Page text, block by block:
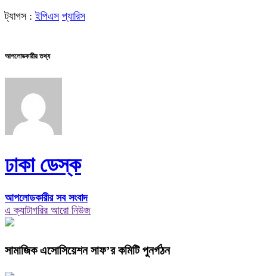
ট্যাগস :ইপিএস প্যারিস
আপলোডকারীর তথ্য
ঢাকা ডেস্ক
আপলোডকারীর সব সংবাদ
এ ক্যাটাগরির আরো নিউজ
সামাজিক এসোসিয়েশন সাফ’র কমিটি পুনর্গঠন